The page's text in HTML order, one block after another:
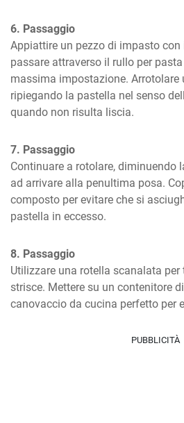
6. Passaggio
Appiattire un pezzo di impasto
passare attraverso il rullo per
massima impostazione. Arrotolare
ripiegando la pastella nel senso
quando non risulta liscia.
7. Passaggio
Continuare a rotolare, diminuendo
ad arrivare alla penultima posa.
composto per evitare che si
pastella in eccesso.
8. Passaggio
Utilizzare una rotella scanalata
strisce. Mettere su un contenitore
canovaccio da cucina perfetto per
PUBBLICITÀ